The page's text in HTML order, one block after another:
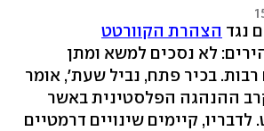
נגד הצהרת הקוורטט
לא נסכים למשא ומתן
בכיר פתח, נביל שעת', אומר
ההנהגה הפלסטינית באשר
קיימים שינויים דרמטיים